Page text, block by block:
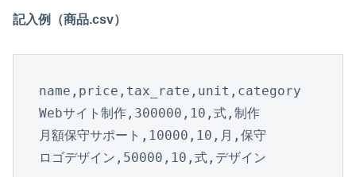
記入例（商品.csv）
name,price,tax_rate,unit,category
Webサイト制作,300000,10,式,制作
月額保守サポート,10000,10,月,保守
ロゴデザイン,50000,10,式,デザイン